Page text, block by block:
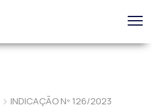
INDICAÇÃO Nº 126/2023